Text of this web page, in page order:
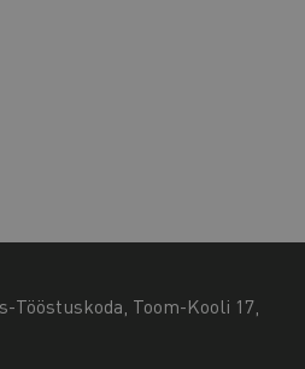
Tööstuskoda, Toom-Kooli 17,